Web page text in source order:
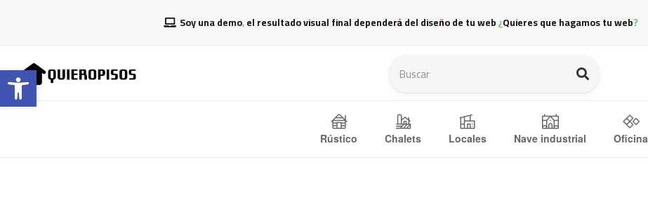
Abrir barra de herramientas
Soy una demo, el resultado visual final dependerá del diseño de tu web ¿Quieres que hagamos tu web?
Rústico Chalets Locales Nave industrial Oficina